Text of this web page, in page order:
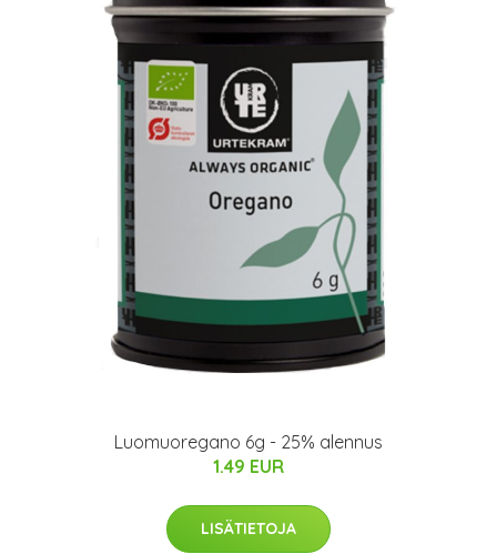
Luomuoregano 6g - 25% alennus
1.49 EUR
LISÄTIETOJA